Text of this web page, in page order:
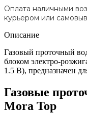
Оплата наличными
курьером или
Описание
Газовый проточный
блоком электро-
1.5 В), предназначен
Газовые
Mora Top